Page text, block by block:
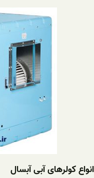
انواع کولرهای آبی آبسال